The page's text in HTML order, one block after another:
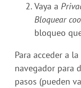
Vaya a
Bloquear
bloqueo
Para acceder a
navegador para
pasos (pueden